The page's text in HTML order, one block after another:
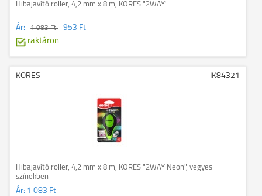
Hibajavító roller, 4,2 mm x 8 m, KORES "2WAY"
Ár: 1 083 Ft
953 Ft
raktáron
KORES IK84321
Hibajavító roller, 4,2 mm x 8 m, KORES "2WAY Neon", vegyes
színekben
Ár: 1 083 Ft